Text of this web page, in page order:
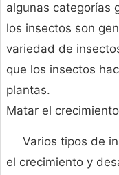
algunas categorías
los insectos son
variedad de
que los insectos
plantas.
Matar el
Varios tipos de
el crecimiento y